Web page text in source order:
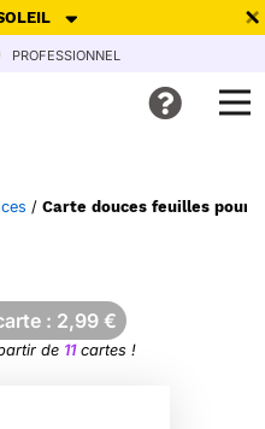
SUMMER26pour envoyer des
professionnel
/ Carte douces feuilles pour
: 2,99 €
de 11cartes !